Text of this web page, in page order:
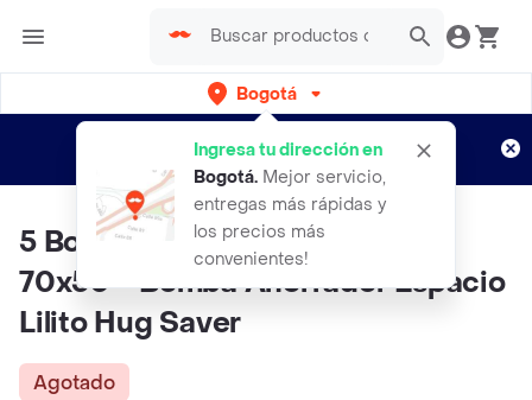
Bogotá
Ingresa tu dirección en
Bogotá. Mejor servicio,
entregas más rápidas y
los precios más
convenientes!
envíos gratis por semanas
Aplican TyC
5 Bolsas De Empaque Al Vacío
70x50 + Bomba Ahorrador Espacio
Lilito Hug Saver
Agotado